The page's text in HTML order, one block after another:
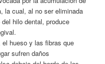
la cual, al no ser eliminada
hilo dental, produce
hueso y las fibras que
sufren daños